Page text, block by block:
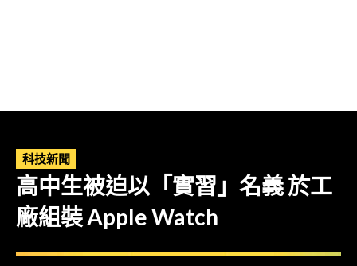
科技新聞
高中生被迫以「實習」名義 於工
廠組裝 Apple Watch